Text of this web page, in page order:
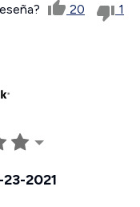
20 1
2021